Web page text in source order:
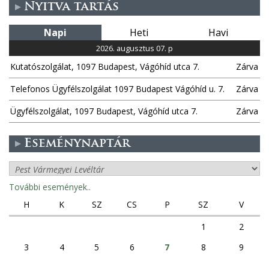
Nyitva tartás
Napi Heti Havi
2026. augusztus 07. p
Kutatószolgálat, 1097 Budapest, Vágóhíd utca 7.
Zárva
Telefonos Ügyfélszolgálat 1097 Budapest Vágóhíd u. 7.
Zárva
Ügyfélszolgálat, 1097 Budapest, Vágóhíd utca 7.
Zárva
Eseménynaptár
További események..
H
K SZ CS P SZ
V
1
2
3
4 5 6 7 8
9